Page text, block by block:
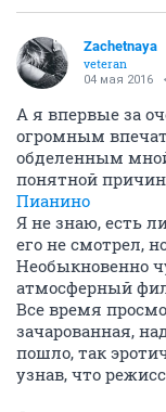
Zachetnaya
veteran
04 мая 2016
А я впервые за
огромным
обделенным
понятной
Пианино
Я не знаю, есть
его не смотрел,
Необыкновенно
атмосферный
Все время
зачарованная,
пошло, так
узнав, что